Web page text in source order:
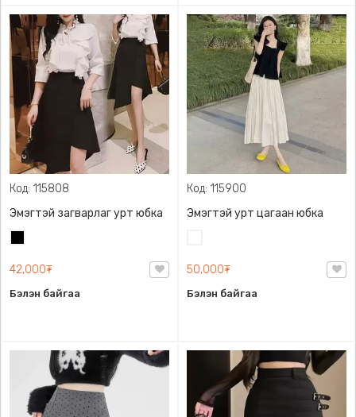
Код: 115808
Эмэгтэй загварлаг урт юбка
42,000₮
Бэлэн байгаа
Код: 115900
Эмэгтэй урт цагаан юбка
50,000₮
Бэлэн байгаа